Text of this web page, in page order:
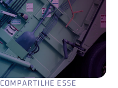
COMPARTILHE ESSE